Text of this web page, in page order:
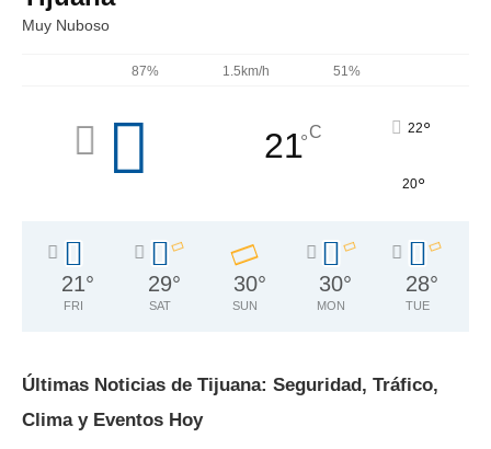
Muy Nuboso
87% 1.5km/h 51%
21°C 22°
20°
21°
FRI
29°
SAT
30°
SUN
30°
MON
28°
TUE
Últimas Noticias de Tijuana: Seguridad, Tráfico,
Clima y Eventos Hoy